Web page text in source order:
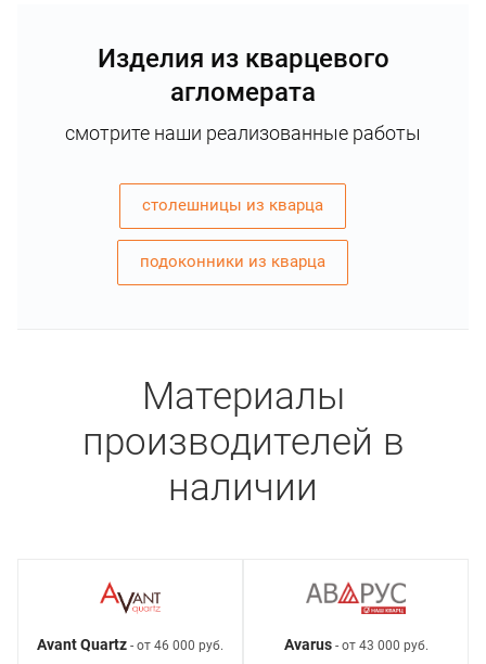
Изделия из кварцевого
агломерата
смотрите наши реализованные работы
столешницы из кварца
подоконники из кварца
Материалы
производителей в
наличии
Avant Quartz - от 46 000 руб. Avarus- от 43 000 руб.